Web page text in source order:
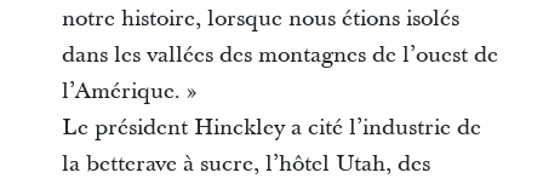
notre histoire, lorsque nous étions isolés
dans les vallées des montagnes de l’ouest de
l’Amérique. »
Le président Hinckley a cité l’industrie de
la betterave à sucre, l’hôtel Utah, des